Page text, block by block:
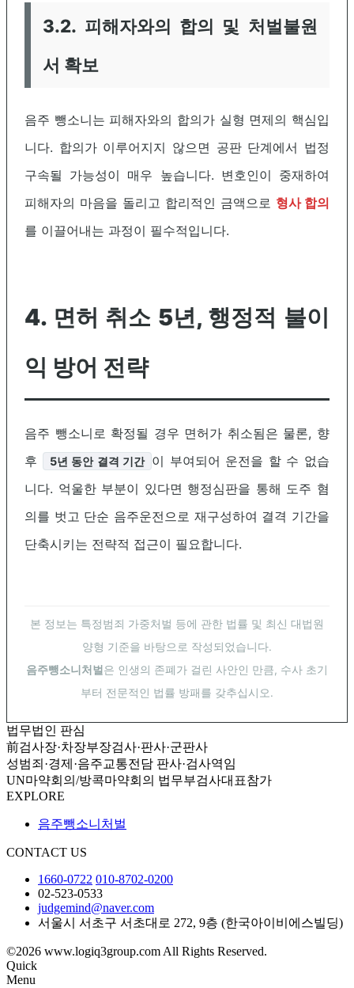
3.2. 피해자와의 합의 및 처벌불원
서 확보
음주 뺑소니는 피해자와의 합의가 실형 면제의 핵심입
니다. 합의가 이루어지지 않으면 공판 단계에서 법정
구속될 가능성이 매우 높습니다. 변호인이 중재하여
피해자의 마음을 돌리고 합리적인 금액으로 형사 합의
를 이끌어내는 과정이 필수적입니다.
4. 면허 취소 5년, 행정적 불이
익 방어 전략
음주 뺑소니로 확정될 경우 면허가 취소됨은 물론, 향
후
5년 동안 결격 기간 이 부여되어 운전을 할 수 없습
니다. 억울한 부분이 있다면 행정심판을 통해 도주 혐
의를 벗고 단순 음주운전으로 재구성하여 결격 기간을
단축시키는 전략적 접근이 필요합니다.
본 정보는 특정범죄 가중처벌 등에 관한 법률 및 최신 대법원
양형 기준을 바탕으로 작성되었습니다.
음주뺑소니처벌 은 인생의 존폐가 걸린 사안인 만큼, 수사 초기
부터 전문적인 법률 방패를 갖추십시오.
법무법인 판심
前검사장·차장부장검사·판사·군판사
성범죄·경제·음주교통전담 판사·검사역임
UN마약회의/방콕마약회의 법무부검사대표참가
EXPLORE
음주뺑소니처벌
CONTACT US
1660-0722 010-8702-0200
02-523-0533
judgemind@naver.com
서울시 서초구 서초대로 272, 9층 (한국아이비에스빌딩)
©2026 www.logiq3group.com All Rights Reserved.
Quick
Menu